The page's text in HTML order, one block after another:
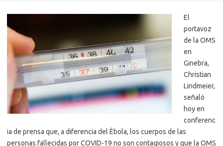
El
portavoz
de la OMS
en
Ginebra,
Christian
Lindmeier,
señaló
hoy en
conferenc
ia de prensa que, a diferencia del Ébola, los cuerpos de las
personas fallecidas por COVID-19 no son contagiosos y que la OMS